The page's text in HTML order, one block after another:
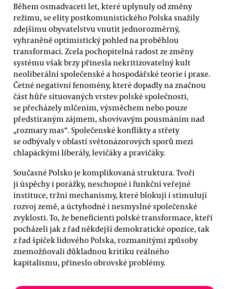
Během osmadvaceti let, které uplynuly od změny
režimu, se elity postkomunistického Polska snažily
zdejšímu obyvatelstvu vnutit jednorozměrný,
vyhraněně optimistický pohled na proběhlou
transformaci. Zcela pochopitelná radost ze změny
systému však brzy přinesla nekritizovatelný kult
neoliberální společenské a hospodářské teorie i praxe.
Četné negativní fenomény, které dopadly na značnou
část hůře situovaných vrstev polské společnosti,
se přecházely mlčením, výsměchem nebo pouze
předstíraným zájmem, shovívavým pousmáním nad
„rozmary mas“. Společenské konflikty a střety
se odbývaly v oblasti světonázorových sporů mezi
chlapáckými liberály, levičáky a pravičáky.
Současné Polsko je komplikovaná struktura. Tvoří
ji úspěchy i porážky, neschopné i funkční veřejné
instituce, tržní mechanismy, které blokují i stimulují
rozvoj země, a úctyhodné i nesmyslné společenské
zvyklosti. To, že beneficienti polské transformace, kteří
pocházeli jak z řad někdejší demokratické opozice, tak
z řad špiček lidového Polska, rozmanitými způsoby
znemožňovali důkladnou kritiku reálného
kapitalismu, přineslo obrovské problémy.